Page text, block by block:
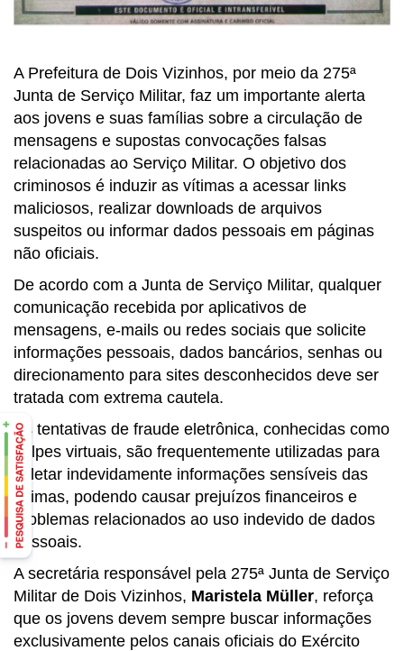
A Prefeitura de Dois Vizinhos, por meio da 275ª
Junta de Serviço Militar, faz um importante alerta
aos jovens e suas famílias sobre a circulação de
mensagens e supostas convocações falsas
relacionadas ao Serviço Militar. O objetivo dos
criminosos é induzir as vítimas a acessar links
maliciosos, realizar downloads de arquivos
suspeitos ou informar dados pessoais em páginas
não oficiais.
De acordo com a Junta de Serviço Militar, qualquer
comunicação recebida por aplicativos de
mensagens, e-mails ou redes sociais que solicite
informações pessoais, dados bancários, senhas ou
direcionamento para sites desconhecidos deve ser
tratada com extrema cautela.
As tentativas de fraude eletrônica, conhecidas como
golpes virtuais, são frequentemente utilizadas para
coletar indevidamente informações sensíveis das
vítimas, podendo causar prejuízos financeiros e
problemas relacionados ao uso indevido de dados
pessoais.
A secretária responsável pela 275ª Junta de Serviço
Militar de Dois Vizinhos, Maristela Müller, reforça
que os jovens devem sempre buscar informações
exclusivamente pelos canais oficiais do Exército